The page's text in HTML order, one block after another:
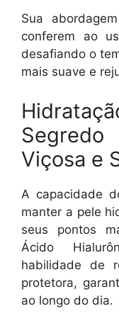
Sua
conferem ao
desafiando o
mais suave e
Viçosa e
A capacidade
manter a pele
seus pontos
Ácido
habilidade de
protetora,
ao longo do dia.